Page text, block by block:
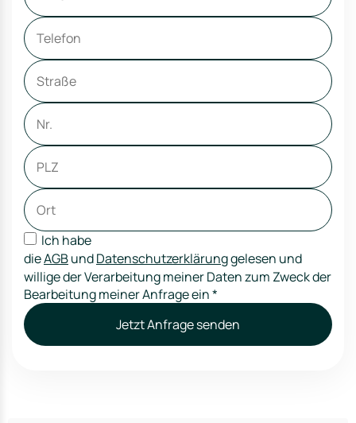
Ich habe
dieAGBundDatenschutzerklärunggelesen und
willige der Verarbeitung meiner Daten zum Zweck der
Bearbeitung meiner Anfrage ein*
Jetzt Anfrage senden